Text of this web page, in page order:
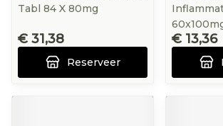
Tabl 84 X 80mg
€ 31,38
Reserveer
€ 13,36